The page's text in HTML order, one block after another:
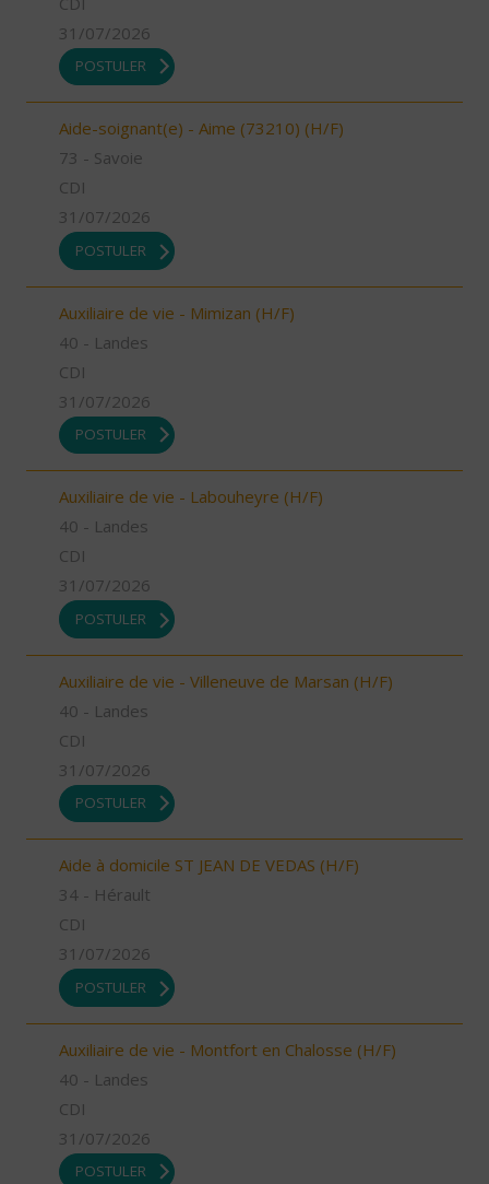
31/07/2026
POSTULER
Aide-soignant(e) - Aime (73210) (H/F)
73 - Savoie
CDI
31/07/2026
POSTULER
Auxiliaire de vie - Mimizan (H/F)
40 - Landes
CDI
31/07/2026
POSTULER
Auxiliaire de vie - Labouheyre (H/F)
40 - Landes
CDI
31/07/2026
POSTULER
Auxiliaire de vie - Villeneuve de Marsan (H/F)
40 - Landes
CDI
31/07/2026
POSTULER
Aide à domicile ST JEAN DE VEDAS (H/F)
34 - Hérault
CDI
31/07/2026
POSTULER
Auxiliaire de vie - Montfort en Chalosse (H/F)
40 - Landes
CDI
31/07/2026
POSTULER